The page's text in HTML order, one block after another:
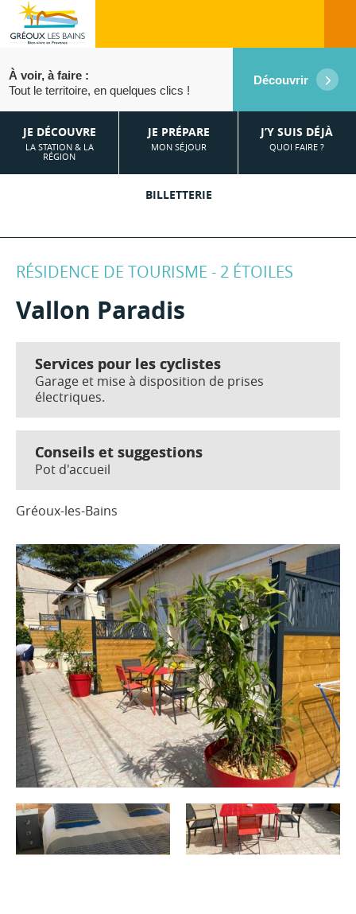
JE DÉCOUVRE
LA STATION & LA
RÉGION
JE PRÉPARE
MON SÉJOUR
J’Y SUIS DÉJÀ
QUOI FAIRE ?
BILLETTERIE
À voir, à faire :
Tout le territoire, en quelques clics !
Découvrir
RÉSIDENCE DE TOURISME - 2 ÉTOILES
Vallon Paradis
Services pour les cyclistes
Garage et mise à disposition de prises
électriques.
Conseils et suggestions
Pot d'accueil
Gréoux-les-Bains